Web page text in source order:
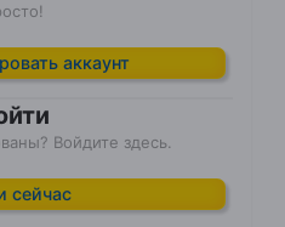
аккаунт
Войдите здесь.
сейчас